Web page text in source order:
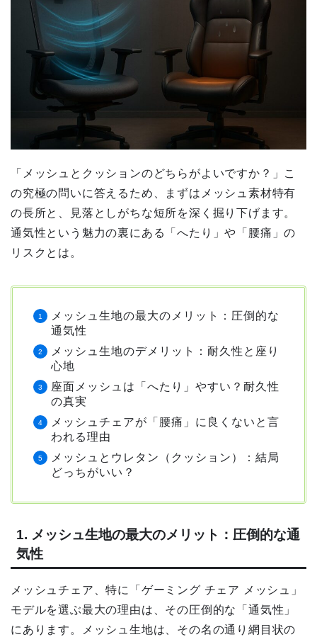
「メッシュとクッションのどちらがよいですか？」こ
の究極の問いに答えるため、まずはメッシュ素材特有
の長所と、見落としがちな短所を深く掘り下げます。
通気性という魅力の裏にある「へたり」や「腰痛」の
リスクとは。
メッシュ生地の最大のメリット：圧倒的な
通気性
メッシュ生地のデメリット：耐久性と座り
心地
座面メッシュは「へたり」やすい？耐久性
の真実
メッシュチェアが「腰痛」に良くないと言
われる理由
メッシュとウレタン（クッション）：結局
どっちがいい？
1. メッシュ生地の最大のメリット：圧倒的な通
気性
メッシュチェア、特に「ゲーミング チェア メッシュ」
モデルを選ぶ最大の理由は、その圧倒的な「通気性」
にあります。メッシュ生地は、その名の通り網目状の